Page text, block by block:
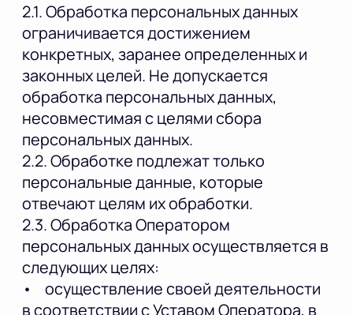
2.1. Обработка персональных данных
ограничивается достижением
конкретных, заранее определенных и
законных целей. Не допускается
обработка персональных данных,
несовместимая с целями сбора
персональных данных.
2.2. Обработке подлежат только
персональные данные, которые
отвечают целям их обработки.
2.3. Обработка Оператором
персональных данных осуществляется в
следующих целях:
• осуществление своей деятельности
в соответствии с Уставом Оператора, в